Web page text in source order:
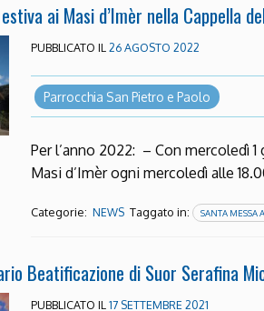
ai Masi d’Imèr nella Cappella
PUBBLICATO IL26 AGOSTO 2022
Parrocchia San Pietro e Paolo
Per l’anno 2022: – Con mercoledì
Masi d’Imèr ogni mercoledì alle
Categorie: NEWS Taggato in: SANTA MESSA
Beatificazione di Suor Serafina
PUBBLICATO IL17 SETTEMBRE 2021